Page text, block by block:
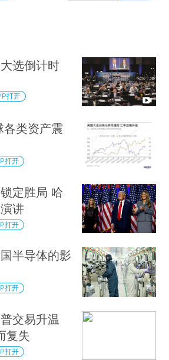
选倒计时
打开
类资产震
打开
定胜局 哈
讲
打开
半导体的影
打开
交易升温
复失
打开